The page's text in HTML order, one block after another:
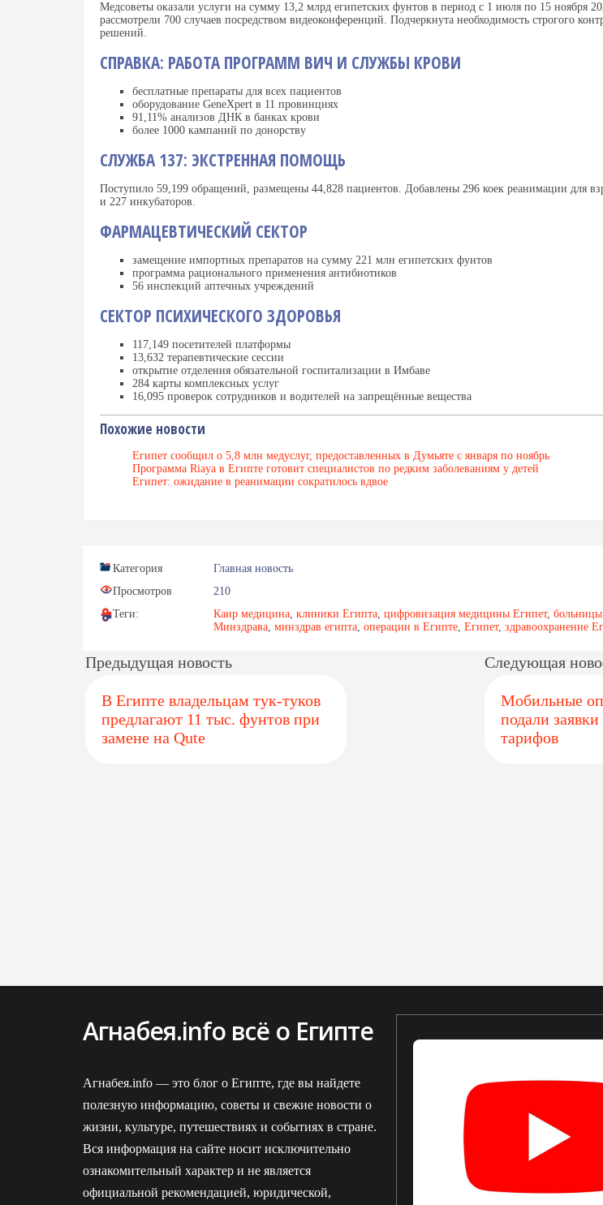
Медсоветы оказали услуги на сумму 13,2 млрд египетских фунтов в период с 1 июля по 15 ноября
рассмотрели 700 случаев посредством видеоконференций. Подчеркнута необходимость строгого
решений.
СПРАВКА: РАБОТА ПРОГРАММ ВИЧ И СЛУЖБЫ КРОВИ
бесплатные препараты для всех пациентов
оборудование GeneXpert в 11 провинциях
91,11% анализов ДНК в банках крови
более 1000 кампаний по донорству
СЛУЖБА 137: ЭКСТРЕННАЯ ПОМОЩЬ
Поступило 59,199 обращений, размещены 44,828 пациентов. Добавлены 296 коек реанимации для
и 227 инкубаторов.
ФАРМАЦЕВТИЧЕСКИЙ СЕКТОР
замещение импортных препаратов на сумму 221 млн египетских фунтов
программа рационального применения антибиотиков
56 инспекций аптечных учреждений
СЕКТОР ПСИХИЧЕСКОГО ЗДОРОВЬЯ
117,149 посетителей платформы
13,632 терапевтические сессии
открытие отделения обязательной госпитализации в Имбаве
284 карты комплексных услуг
16,095 проверок сотрудников и водителей на запрещённые вещества
Похожие новости
Египет сообщил о 5,8 млн медуслуг, предоставленных в Думьяте с января по ноябрь
Программа Riaya в Египте готовит специалистов по редким заболеваниям у детей
Египет: ожидание в реанимации сократилось вдвое
Категория
Главная новость
Просмотров
210
Теги:
Каир медицина клиники Египта цифровизация медицины Египет,
Минздрава минздрав египта операции в Египте Египет, здравоохранение
Предыдущая новость Следующая
В Египте владельцам тук-туков
предлагают 11 тыс. фунтов при
замене на Qute
Мобильные
подали
тарифов
Агнабея.info всё о Египте
Агнабея.info — это блог о Египте, где вы найдете
полезную информацию, советы и свежие новости о
жизни, культуре, путешествиях и событиях в стране.
Вся информация на сайте носит исключительно
ознакомительный характер и не является
официальной рекомендацией, юридической,